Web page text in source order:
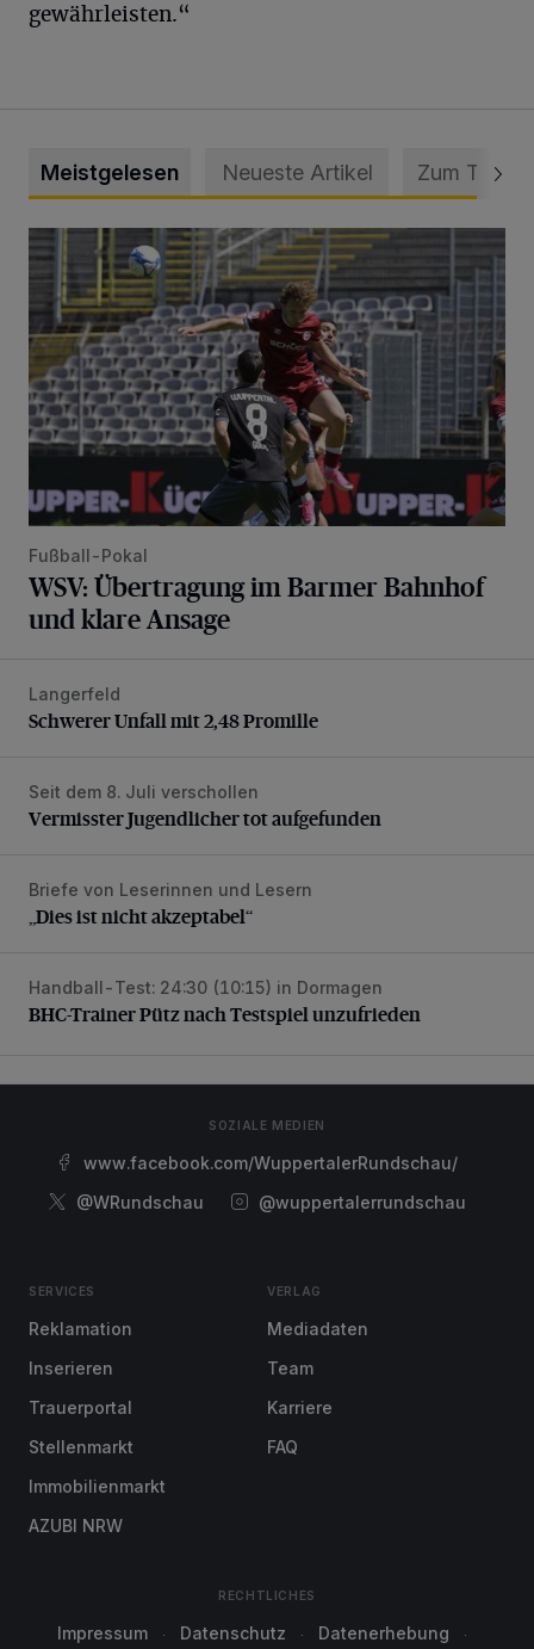
gewährleisten.“
Meistgelesen Neueste Artikel Zum Thema
WSV: Übertragung im Barmer Bahnhof und klare Ansage
Fußball-Pokal
WSV: Übertragung im Barmer Bahnhof
und klare Ansage
Schwerer Unfall mit 2,48 Promille
Langerfeld
Schwerer Unfall mit 2,48 Promille
Vermisster Jugendlicher tot aufgefunden
Seit dem 8. Juli verschollen
Vermisster Jugendlicher tot aufgefunden
„Dies ist nicht akzeptabel“
Briefe von Leserinnen und Lesern
„Dies ist nicht akzeptabel“
BHC-Trainer Pütz nach Testspiel unzufrieden
Handball-Test: 24:30 (10:15) in Dormagen
BHC-Trainer Pütz nach Testspiel unzufrieden
SOZIALE MEDIEN
www.facebook.com/WuppertalerRundschau/
@WRundschau
@wuppertalerrundschau
SERVICES
Reklamation
Inserieren
Trauerportal
Stellenmarkt
Immobilienmarkt
AZUBI NRW
VERLAG
Mediadaten
Team
Karriere
FAQ
RECHTLICHES
Impressum Datenschutz Datenerhebung